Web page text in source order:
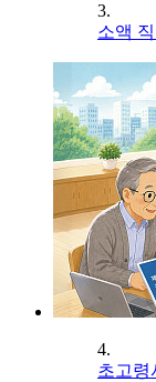
3.
소액
4.
초고령